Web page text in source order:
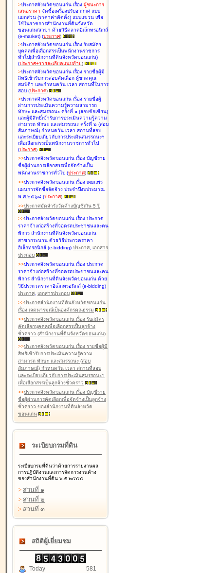
>ประกาศจังหวัดขอนแก่น เรื่อง ผู้ชนะการ
เสนอราคา จัดซื้อเครื่องปรับอากาศ แบบ
แยกส่วน (ราคาค่าติดตั้ง) แบบแขวน เพื่อ
ใช้ในราชการสำนักงานที่ดินจังหวัด
ขอนแก่น/สาขา ด้วยวิธีตลาดอิเล็กทรอนิกส์
(e-market) (ประกาศ)
>ประกาศจังหวัดขอนแก่น เรื่อง รับสมัคร
บุคคลเพื่อเลือกสรรเป็นพนักงานราชการ
ทั่วไป(สำนักงานที่ดินจังหวัดขอนแก่น)
(ประกาศ+รายละเอียดแนบท้าย)
>ประกาศจังหวัดขอนแก่น เรื่อง รายชื่อผู้มี
สิทธิเข้ารับการสอบคัดเลือก ผู้ขาดคุณ
สมบัติฯ และกำหนดวัน เวลา สถานที่ในการ
สอบ (ประกาศ)
>ประกาศจังหวัดขอนแก่น เรื่อง รายชื่อผู้
ผ่านการประเมินความรู้ความสามารถ
ทักษะ และสมรรถนะ ครั้งที่ ๑ (สอบข้อเขียน)
และผู้มีสิทธิ์เข้ารับการประเมินความรู้ความ
สามารถ ทักษะ และสมรรถนะ ครั้งที่ ๒ (สอบ
สัมภาษณ์) กำหนดวัน เวลา สถานที่สอบ
และระเบียบเกี่ยวกับการประเมินสมรรถนะฯ
เพื่อเลือกสรรเป็นพนักงานราชการทั่วไป
(ประกาศ)
>>ประกาศจังหวัดขอนแก่น เรื่อง บัญชีราย
ชื่อผู้ผ่านการเลือกสรรเพื่อจัดจ้างเป็น
พนักงานราชการทั่วไป (ประกาศ)
>>ประกาศจังหวัดขอนแก่น เรื่อง เผยแพร่
แผนการจัดซื้อจัดจ้าง ประจำปีงบประมาณ
พ.ศ.๒๕๖๘ (ประกาศ)
>>ประกาศมัดจำรังวัดค้างบัญชีเกิน 5 ปี
>>ประกาศจังหวัดขอนแก่น เรื่อง ประกวด
ราคาจ้างก่อสร้างที่จอดรถประชาชนและคน
พิการ สำนักงานที่ดินจังหวัดขอนแก่น
สาขากระนวน ด้วยวิธีประกวดราคา
อิเล็กทรอนิกส์ (e-bidding) ประกาศ, เอกสาร
ประกอบ
>>ประกาศจังหวัดขอนแก่น เรื่อง ประกวด
ราคาจ้างก่อสร้างที่จอดรถประชาชนและคน
พิการ สำนักงานที่ดินจังหวัดขอนแก่น ด้วย
วิธีประกวดราคาอิเล็กทรอนิกส์ (e-bidding)
ประกาศ, เอกสารประกอบ
>>ประกาศสำนักงานที่ดินจังหวัดขอนแก่น
เรื่อง เจตนารมณ์เป็นองค์กรคุณธรรม
>>ประกาศจังหวัดขอนแก่น เรื่อง รับสมัคร
คัดเลือกบุคคลเพื่อเลือกสรรเป็นลูกจ้าง
ชั่วคราว (สำนักงานที่ดินจังหวัดขอนแก่น)
>>ประกาศจังหวัดขอนแก่น เรื่อง รายชื่อผู้มี
สิทธิเข้ารับการประเมินความรู้ความ
สามารถ ทักษะ และสมรรถนะ (สอบ
สัมภาษณ์) กำหนดวัน เวลา สถานที่สอบ
และระเบียบเกี่ยวกับการประเมินสมรรถนะฯ
เพื่อเลือกสรรเป็นลูกจ้างชั่วคราว
>>ประกาศจังหวัดขอนแก่น เรื่อง บัญชีราย
ชื่อผู้ผ่านการคัดเลือกเพื่อจัดจ้างเป็นลูกจ้าง
ชั่วคราว ของสำนักงานที่ดินจังหวัด
ขอนแก่น
ระเบียบกรมที่ดิน
ระเบียบกรมที่ดินว่าด้วยการรายงานผล
การปฏิบัติงานและการจัดการงานค้าง
ของสำนักงานที่ดิน พ.ศ.๒๕๕๕
> ส่วนที่ ๑
> ส่วนที่ ๒
> ส่วนที่ ๓
สถิติผู้เยี่ยมชม
Today
581